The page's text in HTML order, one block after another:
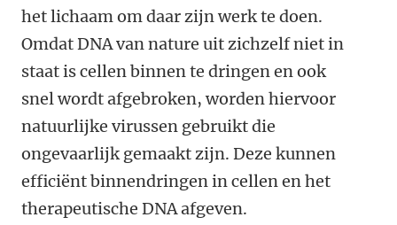
het lichaam om daar zijn werk te doen.
Omdat DNA van nature uit zichzelf niet in
staat is cellen binnen te dringen en ook
snel wordt afgebroken, worden hiervoor
natuurlijke virussen gebruikt die
ongevaarlijk gemaakt zijn. Deze kunnen
efficiënt binnendringen in cellen en het
therapeutische DNA afgeven.